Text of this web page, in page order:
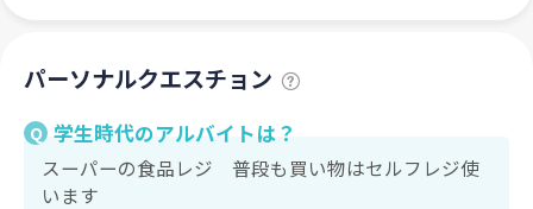
パーソナルクエスチョン
Q 学生時代のアルバイトは？
スーパーの食品レジ 普段も買い物はセルフレジ使
います